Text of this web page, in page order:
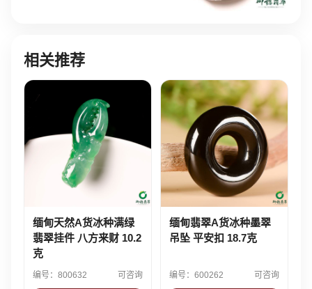
相关推荐
缅甸天然A货冰种满绿
翡翠挂件 八方来财 10.2
克
编号：800632 可咨询
缅甸翡翠A货冰种墨翠
吊坠 平安扣 18.7克
编号：600262 可咨询